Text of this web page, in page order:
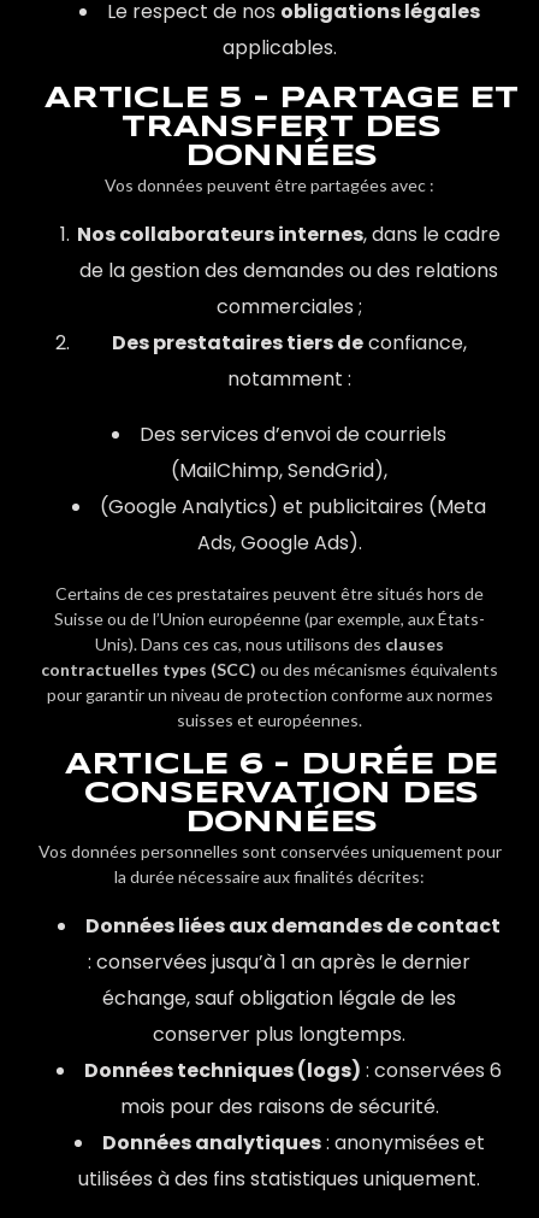
Le respect de nos obligations légales
applicables.
ARTICLE 5 - PARTAGE ET
TRANSFERT DES
DONNÉES
Vos données peuvent être partagées avec :
Nos collaborateurs internes, dans le cadre
de la gestion des demandes ou des relations
commerciales ;
Des prestataires tiers deconfiance,
notamment :
Des services d’envoi de courriels
(MailChimp, SendGrid),
(Google Analytics) et publicitaires (Meta
Ads, Google Ads).
Certains de ces prestataires peuvent être situés hors de
Suisse ou de l’Union européenne (par exemple, aux États-
Unis). Dans ces cas, nous utilisons des clauses
contractuelles types (SCC) ou des mécanismes équivalents
pour garantir un niveau de protection conforme aux normes
suisses et européennes.
ARTICLE 6 - DURÉE DE
CONSERVATION DES
DONNÉES
Vos données personnelles sont conservées uniquement pour
la durée nécessaire aux finalités décrites:
Données liées aux demandes de contact
: conservées jusqu’à 1 an après le dernier
échange, sauf obligation légale de les
conserver plus longtemps.
Données techniques (logs) : conservées 6
mois pour des raisons de sécurité.
Données analytiques: anonymisées et
utilisées à des fins statistiques uniquement.